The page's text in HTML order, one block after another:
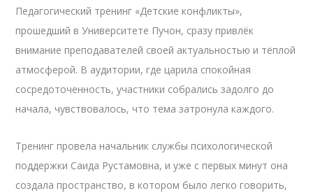
Педагогический тренинг «Детские конфликты»,
прошедший в Университете Пучон, сразу привлёк
внимание преподавателей своей актуальностью и тёплой
атмосферой. В аудитории, где царила спокойная
сосредоточенность, участники собрались задолго до
начала, чувствовалось, что тема затронула каждого.
Тренинг провела начальник службы психологической
поддержки Саида Рустамовна, и уже с первых минут она
создала пространство, в котором было легко говорить,